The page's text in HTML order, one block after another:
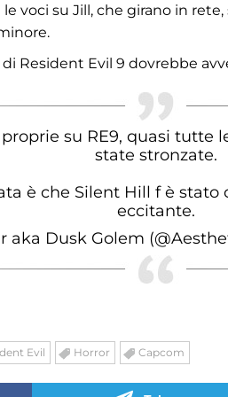
voci su Jill, che girano in
Resident Evil 9 dovrebbe
su RE9, quasi tutte
state stronzate.
è che Silent Hill f è stato
eccitante.
aka Dusk Golem
Evil Horror Capcom